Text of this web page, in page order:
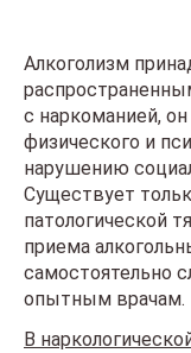
Алкоголизм
с наркоманией,
физического и
нарушению
Существует
патологической
приема
самостоятельно
опытным врачам.
В